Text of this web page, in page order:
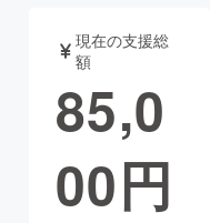
書籍・雑誌
チャレンジ
現在の支援総
額
85,0
00円